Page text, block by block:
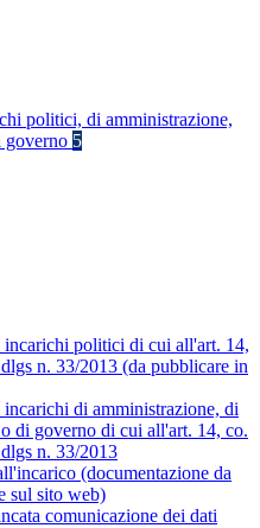
politici, di amministrazione,
governo 5
politici di cui all'art. 14,
n. 33/2013 (da pubblicare in
di amministrazione, di
di governo di cui all'art. 14, co.
n. 33/2013
(documentazione da
sul sito web)
comunicazione dei dati